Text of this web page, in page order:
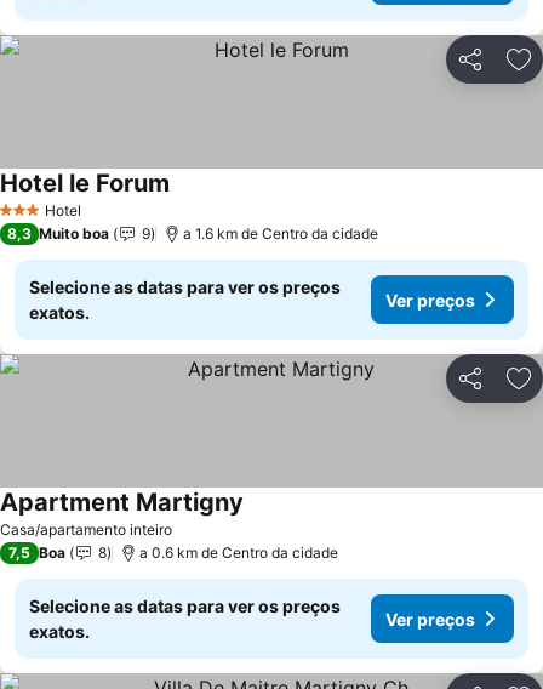
Partilhar
3 EstrelasHotel
Hotel le Forum
8,3 Muito boa 9 a 1.6 km de Centro da cidade
Selecione as datas para ver os preços
exatos.
Ver preços
Partilhar
Casa/apartamento inteiro
Apartment Martigny
7,5 Boa 8 a 0.6 km de Centro da cidade
Selecione as datas para ver os preços
exatos.
Ver preços